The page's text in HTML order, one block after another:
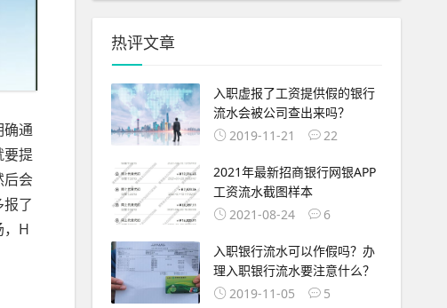
确通
提
后会
了
，H
热评文章
入职虚报了工资提供假的银行
流水会被公司查出来吗？
2019-11-21
22
2021年最新招商银行网银APP
工资流水截图样本
2021-08-24
6
入职银行流水可以作假吗？办
理入职银行流水要注意什么？
2019-11-05
5